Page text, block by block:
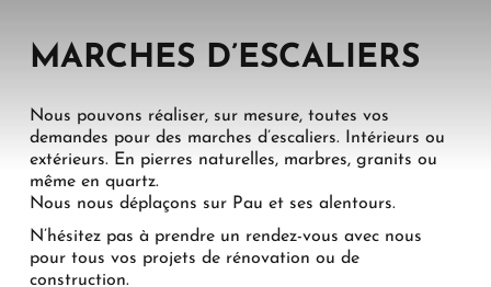
MARCHES D’ESCALIERS
Nous pouvons réaliser, sur mesure, toutes vos
demandes pour des marches d’escaliers. Intérieurs ou
extérieurs. En pierres naturelles, marbres, granits ou
même en quartz.
Nous nous déplaçons sur Pau et ses alentours.
N’hésitez pas à prendre un rendez-vous avec nous
pour tous vos projets de rénovation ou de
construction.